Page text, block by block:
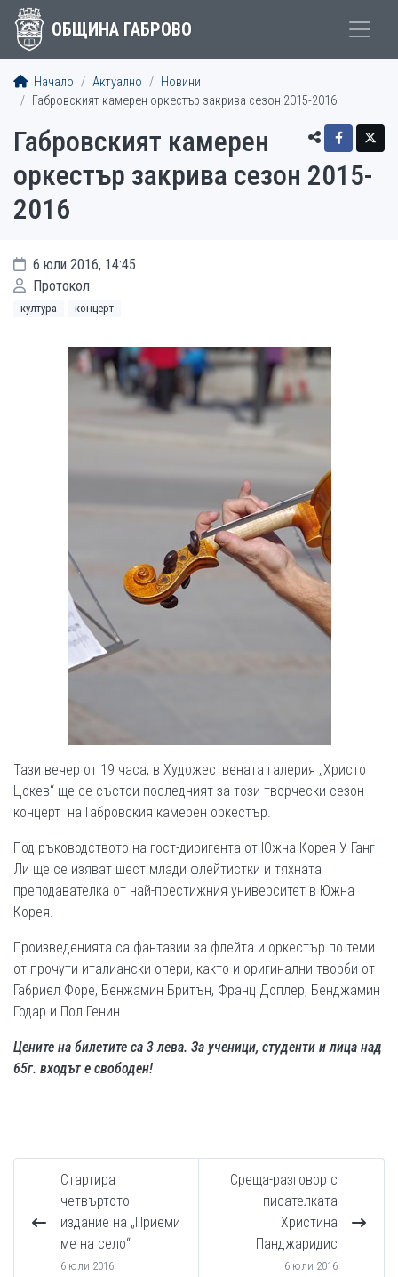
ОБЩИНА ГАБРОВО
Начало Актуално
Новини
Габровският камерен оркестър закрива сезон 2015-2016
Габровският камерен
оркестър закрива сезон 2015-
2016
6 юли 2016, 14:45
Протокол
култура концерт
Тази вечер от 19 часа, в Художествената галерия „Христо
Цокев“ ще се състои последният за този творчески сезон
концерт на Габровския камерен оркестър.
Под ръководството на гост-диригента от Южна Корея У Ганг
Ли ще се изяват шест млади флейтистки и тяхната
преподавателка от най-престижния университет в Южна
Корея.
Произведенията са фантазии за флейта и оркестър по теми
от прочути италиански опери, както и оригинални творби от
Габриел Форе, Бенжамин Бритън, Франц Доплер, Бенджамин
Годар и Пол Генин.
Цените на билетите са 3 лева. За ученици, студенти и лица над
65г. входът е свободен!
Стартира
четвъртото
издание на „Приеми
ме на село“
6 юли 2016
Среща-разговор с
писателката
Христина
Панджаридис
6 юли 2016